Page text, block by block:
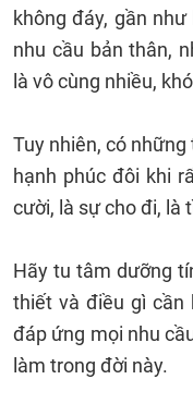
không đáy, gần
nhu cầu bản thân,
là vô cùng nhiều,
Tuy nhiên, có
hạnh phúc đôi khi
cười, là sự cho đi, là
Hãy tu tâm dưỡng
thiết và điều gì cần
đáp ứng mọi nhu
làm trong đời này.